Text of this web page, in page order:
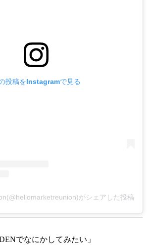
投稿をInstagramで見る
がシェアした投稿
でなにかしてみたい」